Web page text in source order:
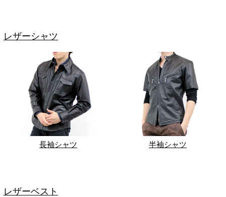
レザーシャツ
長袖シャツ 半袖シャツ
レザーベスト